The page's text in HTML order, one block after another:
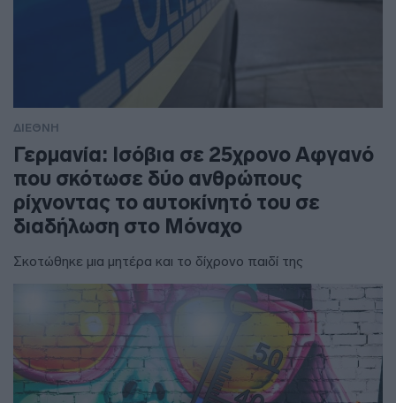
ΔΙΕΘΝΗ
Γερμανία: Ισόβια σε 25χρονο Αφγανό
που σκότωσε δύο ανθρώπους
ρίχνοντας το αυτοκίνητό του σε
διαδήλωση στο Μόναχο
Σκοτώθηκε μια μητέρα και το δίχρονο παιδί της